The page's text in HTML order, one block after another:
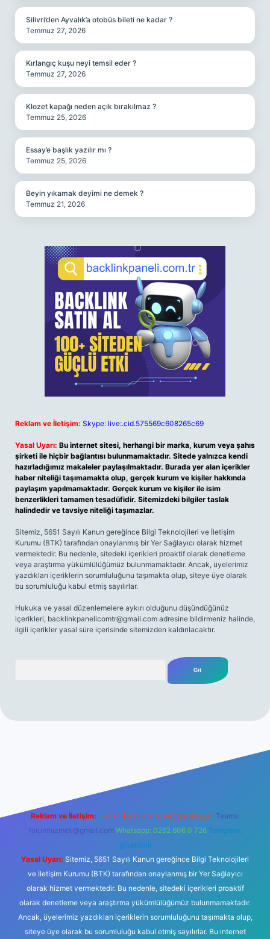
Silivri’den Ayvalık’a otobüs bileti ne kadar ?
Temmuz 27, 2026
Kırlangıç kuşu neyi temsil eder ?
Temmuz 27, 2026
Klozet kapağı neden açık bırakılmaz ?
Temmuz 25, 2026
Essay’e başlık yazılır mı ?
Temmuz 25, 2026
Beyin yıkamak deyimi ne demek ?
Temmuz 21, 2026
Reklam ve İletişim: Skype: live:.cid.575569c608265c69
Yasal Uyarı: Bu internet sitesi, herhangi bir marka, kurum veya şahıs
şirketi ile hiçbir bağlantısı bulunmamaktadır. Sitede yalnızca kendi
hazırladığımız makaleler paylaşılmaktadır. Burada yer alan içerikler
haber niteliği taşımamakta olup, gerçek kurum ve kişiler hakkında
paylaşım yapılmamaktadır. Gerçek kurum ve kişiler ile isim
benzerlikleri tamamen tesadüfidir. Sitemizdeki bilgiler taslak
halindedir ve tavsiye niteliği taşımazlar.
Sitemiz, 5651 Sayılı Kanun gereğince Bilgi Teknolojileri ve İletişim
Kurumu (BTK) tarafından onaylanmış bir Yer Sağlayıcı olarak hizmet
vermektedir. Bu nedenle, sitedeki içerikleri proaktif olarak denetleme
veya araştırma yükümlülüğümüz bulunmamaktadır. Ancak, üyelerimiz
yazdıkları içeriklerin sorumluluğunu taşımakta olup, siteye üye olarak
bu sorumluluğu kabul etmiş sayılırlar.
Hukuka ve yasal düzenlemelere aykırı olduğunu düşündüğünüz
içerikleri, backlinkpanelicomtr@gmail.com adresine bildirmeniz halinde,
ilgili içerikler yasal süre içerisinde sitemizden kaldırılacaktır.
Reklam ve İletişim: E-mail: backlinkpaneli@gmail.com Teams:
forumhizmeti@gmail.com Whatsapp: 0262 606 0 726 Telegram:
@karabul
Yasal Uyarı: Sitemiz, 5651 Sayılı Kanun gereğince Bilgi Teknolojileri
ve İletişim Kurumu (BTK) tarafından onaylanmış bir Yer Sağlayıcı
olarak hizmet vermektedir. Bu nedenle, sitedeki içerikleri proaktif
olarak denetleme veya araştırma yükümlülüğümüz bulunmamaktadır.
Ancak, üyelerimiz yazdıkları içeriklerin sorumluluğunu taşımakta olup,
siteye üye olarak bu sorumluluğu kabul etmiş sayılırlar. Bu internet